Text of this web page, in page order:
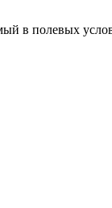
в полевых